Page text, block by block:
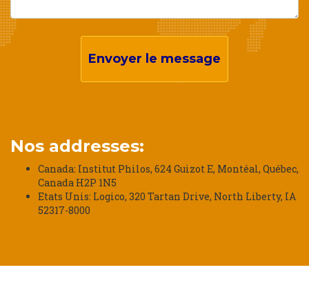
Envoyer le message
Nos addresses:
Canada: Institut Philos, 624 Guizot E, Montéal, Québec,
Canada H2P 1N5
Etats Unis: Logico, 320 Tartan Drive, North Liberty, IA
52317-8000